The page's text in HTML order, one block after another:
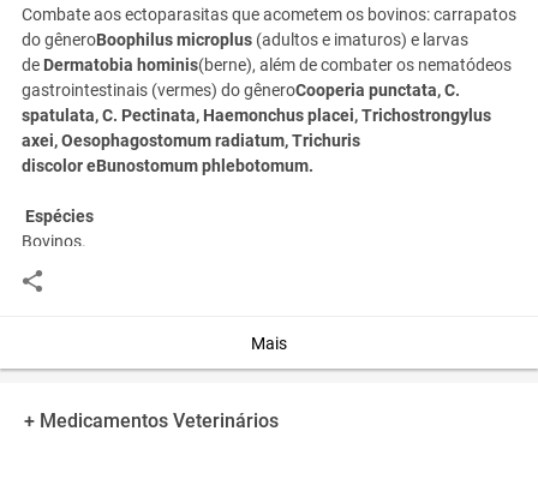
Combate aos ectoparasitas que acometem os bovinos: carrapatos
do gêneroBoophilus microplus (adultos e imaturos) e larvas
de Dermatobia hominis(berne), além de combater os nematódeos
gastrointestinais (vermes) do gêneroCooperia punctata, C.
spatulata, C. Pectinata, Haemonchus placei, Trichostrongylus
axei, Oesophagostomum radiatum, Trichuris
discolor eBunostomum phlebotomum.
Espécies
Bovinos.
Modo de usar
principalmente quando inserida num programa estratégico de
controle parasitário. O uso preventivo do produto é preferível ao
os prejuízos causados pelo parasitismo.
Mais
+ Medicamentos Veterinários